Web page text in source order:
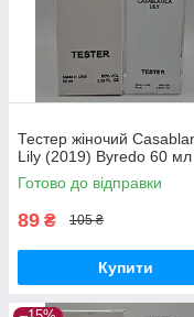
Тестер жіночий
Lily (2019) Byredo 60 мл
Готово до відправки
89 ₴ 105 ₴
Купити